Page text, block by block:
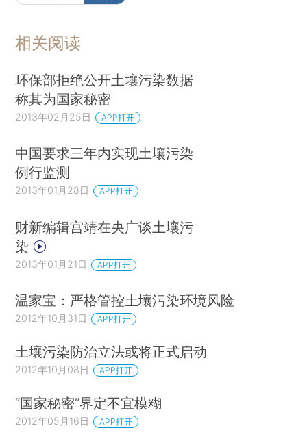
相关阅读
环保部拒绝公开土壤污染数据
称其为国家秘密
2013年02月25日 APP打开
中国要求三年内实现土壤污染
例行监测
2013年01月28日 APP打开
财新编辑宫靖在央广谈土壤污
染
2013年01月21日 APP打开
温家宝：严格管控土壤污染环境风险
2012年10月31日 APP打开
土壤污染防治立法或将正式启动
2012年10月08日 APP打开
“国家秘密”界定不宜模糊
2012年05月16日 APP打开